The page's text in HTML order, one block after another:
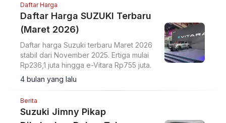
Daftar Harga
Daftar Harga SUZUKI Terbaru
(Maret 2026)
Daftar harga Suzuki terbaru Maret 2026
stabil dari November 2025. Ertiga mulai
Rp236,1 juta hingga e-Vitara Rp755 juta.
4 bulan yang lalu
Berita
Suzuki Jimny Pikap